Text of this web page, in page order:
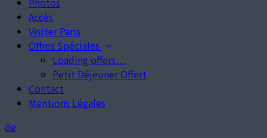
Accès
Visiter Paris
Offres Spéciales
Loading offers…
Petit Déjeuner Offert
Contact
Mentions Légales
de